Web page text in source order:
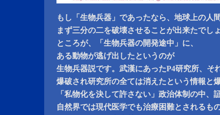
もし「生物兵器」であったなら、地球上の人
まず三分の二を破壊させることが出来たでし
ところが、「生物兵器の開発途中」に、
ある動物が逃げ出したというのが
生物兵器説です。武漢にあったP4研究所、そ
爆破され研究所の全ては消えたという情報と
「私物化を決して許さない」政治体制の中、
自然界では現代医学でも治療困難とされるも